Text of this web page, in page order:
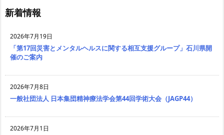
新着情報
2026年7月19日
「第17回災害とメンタルヘルスに関する相互支援グループ」石川県開
催のご案内
2026年7月8日
一般社団法人 日本集団精神療法学会第44回学術大会（JAGP44）
2026年7月1日